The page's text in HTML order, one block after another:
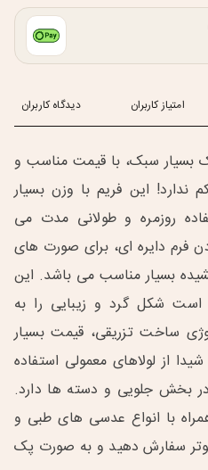
امتیاز کاربران دیدگاه کاربران
بسیار سبک، با قیمت مناسب و
ندارد! این فریم با وزن بسیار
استفاده روزمره و طولانی مدت می
فرم دایره ای، برای صورت های
بسیار مناسب می باشد. این
است شکل گرد و زیبایی را به
ساخت تزریقی، قیمت بسیار
از لولاهای معمولی استفاده
بخش جلویی و دسته ها دارد.
با انواع عدسی های طبی و
سفارش دهید و به صورت پک